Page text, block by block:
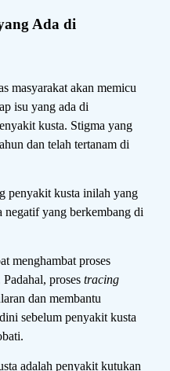
Ada di
masyarakat akan memicu
isu yang ada di
kusta. Stigma yang
dan telah tertanam di
penyakit kusta inilah yang
negatif yang berkembang di
menghambat proses
proses tracing
dan membantu
sebelum penyakit kusta
adalah penyakit kutukan